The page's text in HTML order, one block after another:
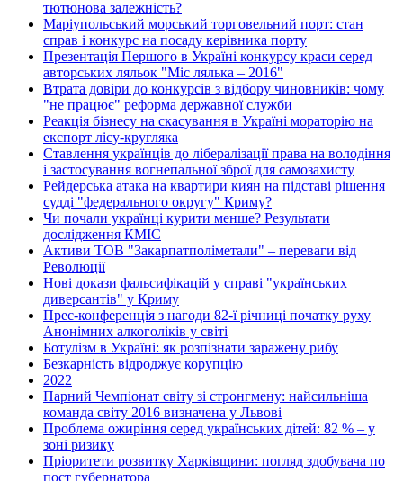
тютюнова залежність?
Маріупольський морський торговельний порт: стан
справ і конкурс на посаду керівника порту
Презентація Першого в Україні конкурсу краси серед
авторських ляльок "Міс лялька – 2016"
Втрата довіри до конкурсів з відбору чиновників: чому
"не працює" реформа державної служби
Реакція бізнесу на скасування в Україні мораторію на
експорт лісу-кругляка
Ставлення українців до лібералізації права на володіння
і застосування вогнепальної зброї для самозахисту
Рейдерська атака на квартири киян на підставі рішення
судді "федерального округу" Криму?
Чи почали українці курити менше? Результати
дослідження КМІС
Активи ТОВ "Закарпатполіметали" – переваги від
Революції
Нові докази фальсифікацій у справі "українських
диверсантів" у Криму
Прес-конференція з нагоди 82-ї річниці початку руху
Анонімних алкоголіків у світі
Ботулізм в Україні: як розпізнати заражену рибу
Безкарність відроджує корупцію
2022
Парний Чемпіонат світу зі стронгмену: найсильніша
команда світу 2016 визначена у Львові
Проблема ожиріння серед українських дітей: 82 % – у
зоні ризику
Пріоритети розвитку Харківщини: погляд здобувача по
пост губернатора